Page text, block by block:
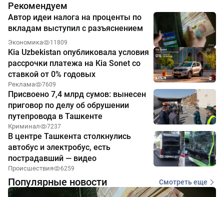
Рекомендуем
Автор идеи налога на проценты по
вкладам выступил с разъяснением
Экономика 11809
Kia Uzbekistan опубликовала условия
рассрочки платежа на Kia Sonet со
ставкой от 0% годовых
Реклама 7609
Присвоено 7,4 млрд сумов: вынесен
приговор по делу об обрушении
путепровода в Ташкенте
Криминал 7237
В центре Ташкента столкнулись
автобус и электробус, есть
пострадавший — видео
Происшествия 6259
Популярные новости Смотреть еще